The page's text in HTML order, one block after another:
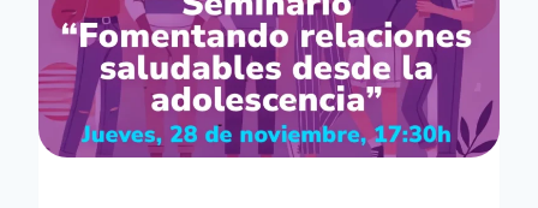
CON
FRASES
INSPIRADORAS
EN
EL
CIERRE